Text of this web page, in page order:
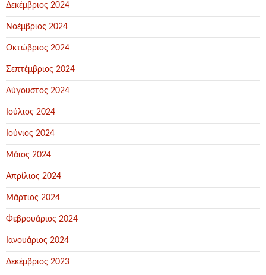
Δεκέμβριος 2024
Νοέμβριος 2024
Οκτώβριος 2024
Σεπτέμβριος 2024
Αύγουστος 2024
Ιούλιος 2024
Ιούνιος 2024
Μάιος 2024
Απρίλιος 2024
Μάρτιος 2024
Φεβρουάριος 2024
Ιανουάριος 2024
Δεκέμβριος 2023